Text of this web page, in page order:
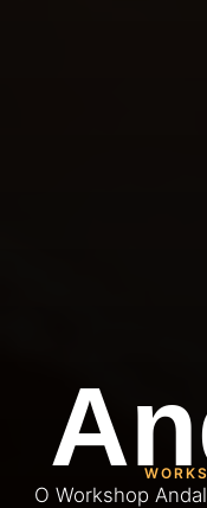
O Workshop